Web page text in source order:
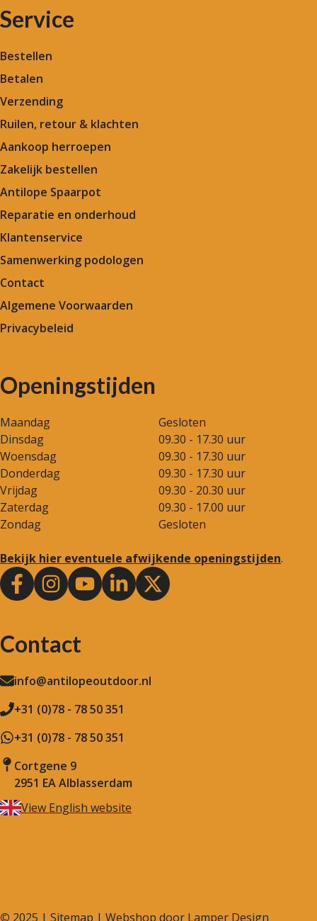
Service
Bestellen
Betalen
Verzending
Ruilen, retour & klachten
Aankoop herroepen
Zakelijk bestellen
Antilope Spaarpot
Reparatie en onderhoud
Klantenservice
Samenwerking podologen
Contact
Algemene Voorwaarden
Privacybeleid
Openingstijden
Maandag
Gesloten
Dinsdag
09.30 - 17.30 uur
Woensdag
09.30 - 17.30 uur
Donderdag
09.30 - 17.30 uur
Vrijdag
09.30 - 20.30 uur
Zaterdag
09.30 - 17.00 uur
Zondag
Gesloten
Bekijk hier eventuele afwijkende openingstijden.
Contact
info@antilopeoutdoor.nl
+31 (0)78 - 78 50 351
+31 (0)78 - 78 50 351
Cortgene 9
2951 EA Alblasserdam
View English website
© 2025 | Sitemap | Webshop door Lamper Design